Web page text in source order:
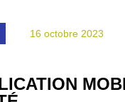
16 octobre 2023